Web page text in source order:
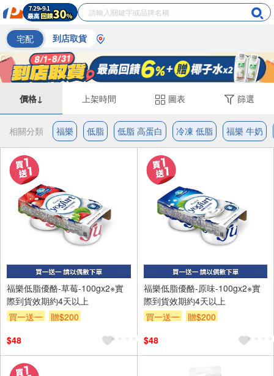
宅配 到店取貨
價格↓ 上架時間 圖表 篩選
相關分類 福樂 低脂 低脂 高蛋白 冷凍 低脂 福樂 牛奶
福樂低脂優酪-草莓-100gx2※實
際到貨效期約4天以上
買一送一
贈$200
$48
福樂低脂優酪-原味-100gx2※實
際到貨效期約4天以上
買一送一
贈$200
$48